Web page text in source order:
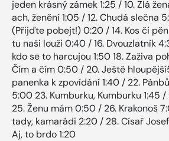
jeden krásný zámek 1:25 / 10. Zlá
ach, ženění 1:05 / 12. Chudá slečna
(Přijďte pobejt!) 0:20 / 14. Kos či
tu naši louži 0:40 / 16. Dvouzlatník
kdo se to harcujou 1:50 18. Zaživa
Čím a čím 0:50 / 20. Ještě
panenka k zpovídání 1:40 / 22.
5:00 23. Kumburku, Kumburku 1:45 /
25. Ženu mám 0:50 / 26. Krakonoš
tady, kamarádi 2:20 / 28. Císař
Aj, to brdo 1:20